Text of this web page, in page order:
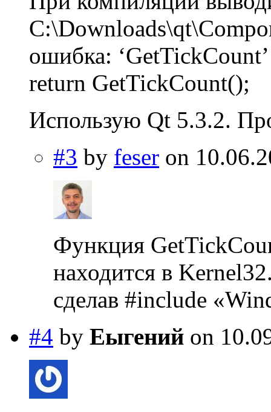
ошибка:
return GetTickCount();
Использую Qt 5.3.2.
#3 by feser on
Функция
находится в
сделав #include
#4 by Еыгений on